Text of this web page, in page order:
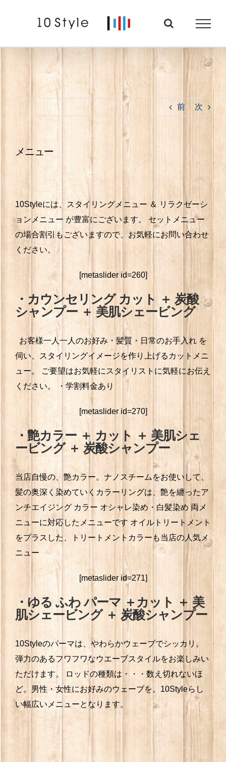
前 次
メニュー
10Styleには、スタイリングメニュー ＆ リラクゼーシ
ョンメニュー が豊富にございます。
セットメニュー
の場合割引もございますので、お気軽にお問い合わせ
ください。
[metaslider id=260]
・カウンセリング カット ＋ 炭酸
シャンプー ＋ 美肌シェービング
お客様一人一人のお好み・髪質・日常のお手入れ を
伺い、スタイリングイメージを作り上げるカットメニ
ュー。
ご要望はお気軽にスタイリストに気軽にお伝え
ください。
・学割料金あり
[metaslider id=270]
・艶カラー ＋ カット ＋ 美肌シェ
ービング ＋ 炭酸シャンプー
当店自慢の、艶カラー。ナノスチームをお使いして、
髪の奥深く染めていくカラーリングは、艶を纏ったア
ンチエイジング カラー オシャレ染め・白髪染め 両メ
ニューに対応したメニューです オイルトリートメント
をプラスした、トリートメントカラーも当店の人気メ
ニュー
[metaslider id=271]
・ゆる ふわパーマ ＋カット ＋ 美
肌シェービング ＋ 炭酸シャンプー
10Styleのパーマは、やわらかウェーブでシッカリ。
弾力のあるフワフワなウエーブスタイルをお楽しみい
ただけます。
ロッドの種類は・・・数え切れないほ
ど。男性・女性にお好みのウェーブを。10Styleらし
い幅広いメニューとなります。